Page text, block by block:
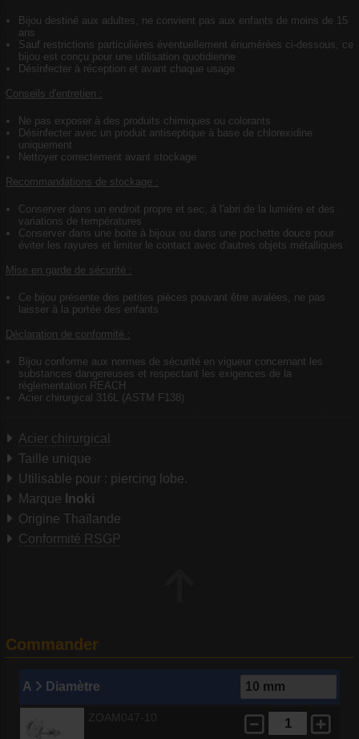
Bijou destiné aux adultes, ne convient pas aux enfants de moins de 15
ans
Sauf restrictions particulières éventuellement énumérées ci-dessous, ce
bijou est conçu pour une utilisation quotidienne
Désinfecter à réception et avant chaque usage
Conseils d'entretien :
Ne pas exposer à des produits chimiques ou colorants
Désinfecter avec un produit antiseptique à base de chlorexidine
uniquement
Nettoyer correctement avant stockage
Recommandations de stockage :
Conserver dans un endroit propre et sec, à l'abri de la lumière et des
variations de températures
Conserver dans une boite à bijoux ou dans une pochette douce pour
éviter les rayures et limiter le contact avec d'autres objets métalliques
Mise en garde de sécurité :
Ce bijou présente des petites pièces pouvant être avalées, ne pas
laisser à la portée des enfants
Déclaration de conformité :
Bijou conforme aux normes de sécurité en vigueur concernant les
substances dangereuses et respectant les exigences de la
règlementation REACH
Acier chirurgical 316L (ASTM F138)
Acier chirurgical
Taille unique
Utilisable pour : piercing lobe.
Marque Inoki
Origine Thaïlande
Conformité RSGP
Commander
A Diamètre